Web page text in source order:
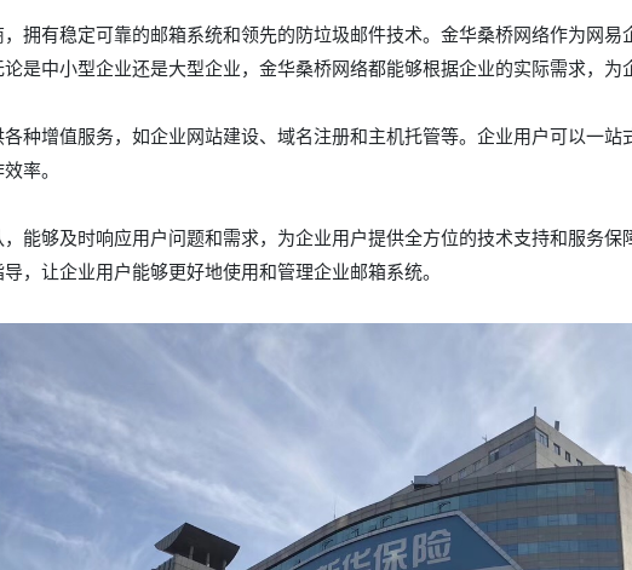
拥有稳定可靠的邮箱系统和领先的防垃圾邮件技术。金华桑桥网络作为网
是中小型企业还是大型企业，金华桑桥网络都能够根据企业的实际需求，为
种增值服务，如企业网站建设、域名注册和主机托管等。企业用户可以一
率。
能够及时响应用户问题和需求，为企业用户提供全方位的技术支持和服务
，让企业用户能够更好地使用和管理企业邮箱系统。